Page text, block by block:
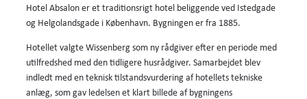
Hotel Absalon er et traditionsrigt hotel beliggende ved Istedgade
og Helgolandsgade i København. Bygningen er fra 1885.
Hotellet valgte Wissenberg som ny rådgiver efter en periode med
utilfredshed med den tidligere husrådgiver. Samarbejdet blev
indledt med en teknisk tilstandsvurdering af hotellets tekniske
anlæg, som gav ledelsen et klart billede af bygningens